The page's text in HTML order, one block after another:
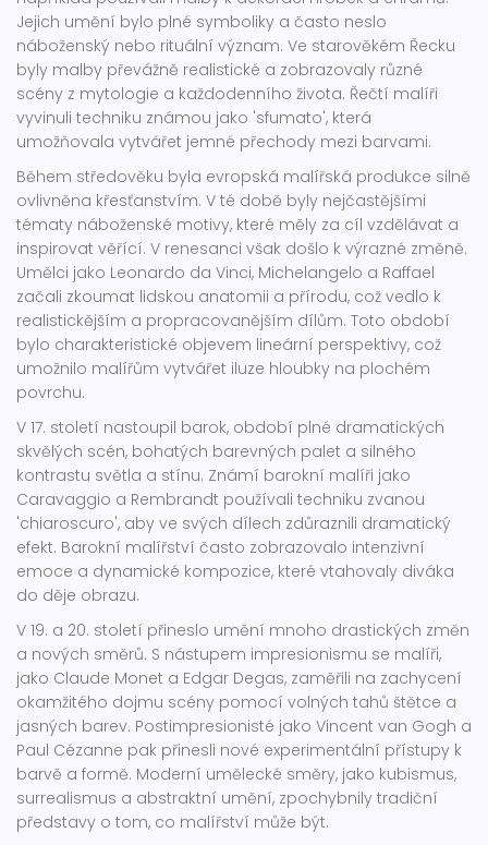
Jejich umění bylo plné symboliky a často neslo
náboženský nebo rituální význam. Ve starověkém Řecku
byly malby převážně realistické a zobrazovaly různé
scény z mytologie a každodenního života. Řečtí malíři
vyvinuli techniku známou jako 'sfumato', která
umožňovala vytvářet jemné přechody mezi barvami.
Během středověku byla evropská malířská produkce silně
ovlivněna křesťanstvím. V té době byly nejčastějšími
tématy náboženské motivy, které měly za cíl vzdělávat a
inspirovat věřící. V renesanci však došlo k výrazné změně.
Umělci jako Leonardo da Vinci, Michelangelo a Raffael
začali zkoumat lidskou anatomii a přírodu, což vedlo k
realistickějším a propracovanějším dílům. Toto období
bylo charakteristické objevem lineární perspektivy, což
umožnilo malířům vytvářet iluze hloubky na plochém
povrchu.
V 17. století nastoupil barok, období plné dramatických
skvělých scén, bohatých barevných palet a silného
kontrastu světla a stínu. Známí barokní malíři jako
Caravaggio a Rembrandt používali techniku zvanou
'chiaroscuro', aby ve svých dílech zdůraznili dramatický
efekt. Barokní malířství často zobrazovalo intenzivní
emoce a dynamické kompozice, které vtahovaly diváka
do děje obrazu.
V 19. a 20. století přineslo umění mnoho drastických změn
a nových směrů. S nástupem impresionismu se malíři,
jako Claude Monet a Edgar Degas, zaměřili na zachycení
okamžitého dojmu scény pomocí volných tahů štětce a
jasných barev. Postimpresionisté jako Vincent van Gogh a
Paul Cézanne pak přinesli nové experimentální přístupy k
barvě a formě. Moderní umělecké směry, jako kubismus,
surrealismus a abstraktní umění, zpochybnily tradiční
představy o tom, co malířství může být.